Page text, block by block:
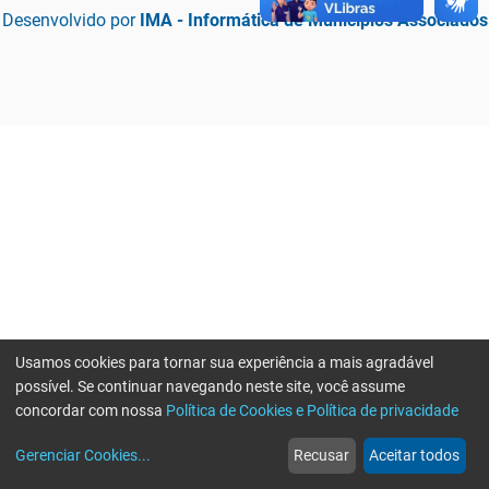
Desenvolvido por IMA - Informática de Municípios Associados
web
Notícias
more_horiz
Mais
Usamos cookies para tornar sua experiência a mais agradável
possível. Se continuar navegando neste site, você assume
concordar com nossa Política de Cookies e Política de privacidade
Gerenciar Cookies... Recusar Aceitar todos
Erro ao enviar informações, por favor tente novamente